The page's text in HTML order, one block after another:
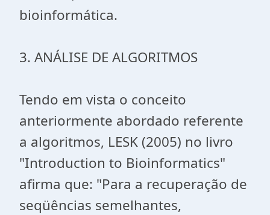
bioinformática.
3. ANÁLISE DE ALGORITMOS
Tendo em vista o conceito
anteriormente abordado referente
a algoritmos, LESK (2005) no livro
"Introduction to Bioinformatics"
afirma que: "Para a recuperação de
seqüências semelhantes,